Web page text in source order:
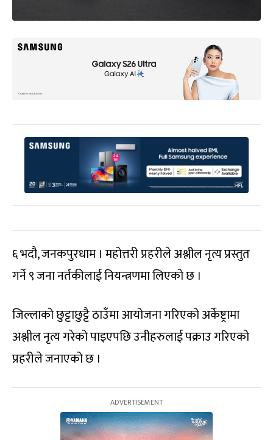
६ भदौ, जनकपुरधाम । महोत्तरी प्रहरीले अश्लील नृत्य प्रस्तुत
गर्ने ९ जना नर्तकीलाई नियन्त्रणमा लिएको छ ।
जिल्लाको छुट्टाछुट्टै ठाउँमा आयोजना गरिएको अर्केष्ट्रामा
अश्लील नृत्य गरेको पाइएपछि उनीहरुलाई पक्राउ गरिएको
प्रहरीले जनाएको छ ।